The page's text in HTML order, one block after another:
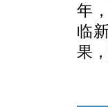
年
临
果